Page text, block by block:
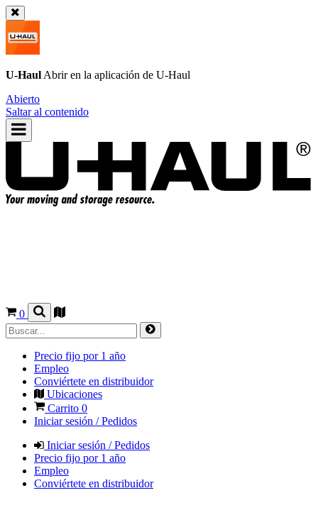
U-Haul Abrir en la aplicación de U-Haul
Abierto
Saltar al contenido
0
Precio fijo por 1 año
Empleo
Conviértete en distribuidor
Ubicaciones
Carrito 0
Iniciar sesión / Pedidos
Iniciar sesión / Pedidos
Precio fijo por 1 año
Empleo
Conviértete en distribuidor